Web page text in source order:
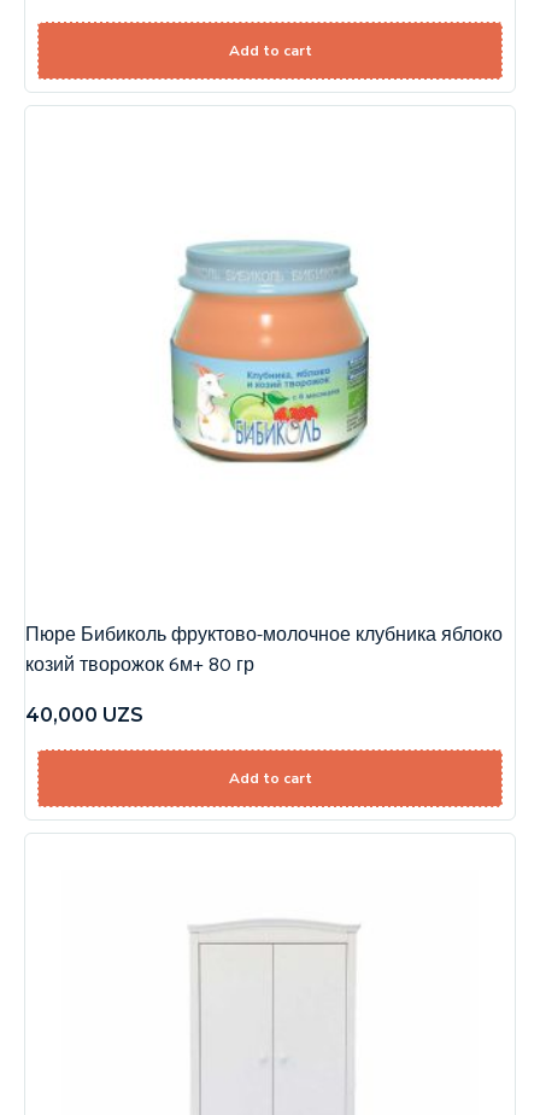
Add to cart
Пюре Бибиколь фруктово-молочное клубника яблоко
козий творожок 6м+ 80 гр
40,000 UZS
Add to cart